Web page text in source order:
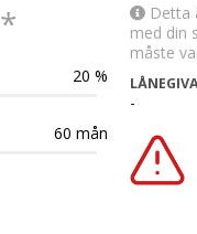
*
20 %
60 mån
Detta
med din
måste
-